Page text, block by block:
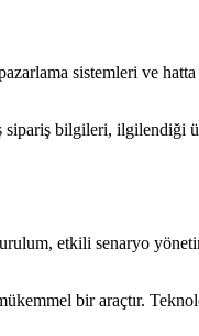
sistemleri ve
sipariş bilgileri, ilgilendiği
etkili senaryo
bir araçtır.